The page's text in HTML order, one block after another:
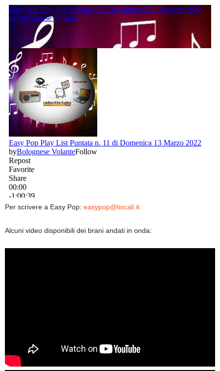
Per scrivere a Easy Pop: easypop@tiscali.it
Alcuni video disponibili dei brani andati in onda: